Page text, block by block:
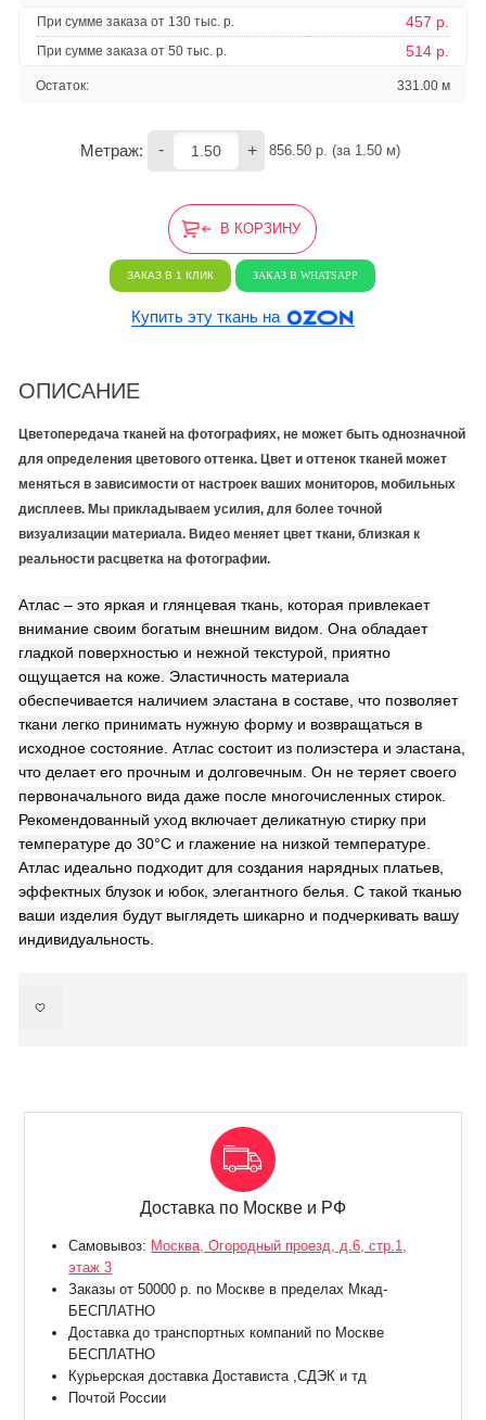
При сумме заказа от 130 тыс. р. 457 р.
При сумме заказа от 50 тыс. р. 514 р.
Остаток: 331.00 м
Метраж: - + 856.50 р. (за 1.50 м)
В КОРЗИНУ
ЗАКАЗ В 1 КЛИК ЗАКАЗ В WHATSAPP
Купить эту ткань на
ОПИСАНИЕ
Цветопередача тканей на фотографиях, не может быть однозначной
для определения цветового оттенка. Цвет и оттенок тканей может
меняться в зависимости от настроек ваших мониторов, мобильных
дисплеев. Мы прикладываем усилия, для более точной
визуализации материала. Видео меняет цвет ткани, близкая к
реальности расцветка на фотографии.
Атлас – это яркая и глянцевая ткань, которая привлекает
внимание своим богатым внешним видом. Она обладает
гладкой поверхностью и нежной текстурой, приятно
ощущается на коже. Эластичность материала
обеспечивается наличием эластана в составе, что позволяет
ткани легко принимать нужную форму и возвращаться в
исходное состояние. Атлас состоит из полиэстера и эластана,
что делает его прочным и долговечным. Он не теряет своего
первоначального вида даже после многочисленных стирок.
Рекомендованный уход включает деликатную стирку при
температуре до 30°C и глажение на низкой температуре.
Атлас идеально подходит для создания нарядных платьев,
эффектных блузок и юбок, элегантного белья. С такой тканью
ваши изделия будут выглядеть шикарно и подчеркивать вашу
индивидуальность.
Доставка по Москве и РФ
Самовывоз: Москва, Огородный проезд, д.6, стр.1,
этаж 3
Заказы от 50000 р. по Москве в пределах Мкад-
БЕСПЛАТНО
Доставка до транспортных компаний по Москве
БЕСПЛАТНО
Курьерская доставка Достависта ,СДЭК и тд
Почтой России